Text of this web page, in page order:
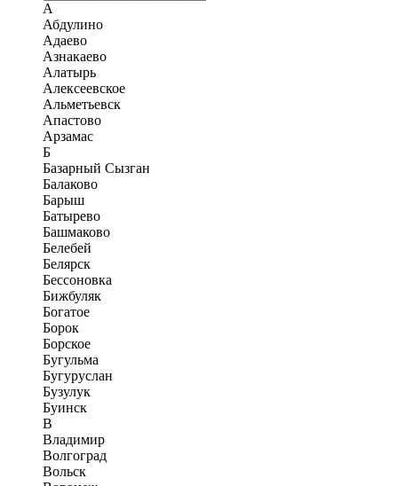
А
Абдулино
Адаево
Азнакаево
Алатырь
Алексеевское
Альметьевск
Апастово
Арзамас
Б
Базарный Сызган
Балаково
Барыш
Батырево
Башмаково
Белебей
Белярск
Бессоновка
Бижбуляк
Богатое
Борок
Борское
Бугульма
Бугуруслан
Бузулук
Буинск
В
Владимир
Волгоград
Вольск